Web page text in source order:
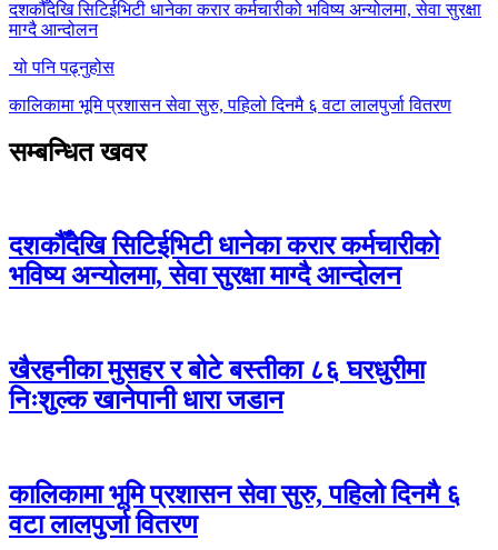
दशकौँदेखि सिटिईभिटी धानेका करार कर्मचारीको भविष्य अन्योलमा, सेवा सुरक्षा
माग्दै आन्दोलन
यो पनि पढ्नुहोस
कालिकामा भूमि प्रशासन सेवा सुरु, पहिलो दिनमै ६ वटा लालपुर्जा वितरण
सम्बन्धित खवर
दशकौँदेखि सिटिईभिटी धानेका करार कर्मचारीको
भविष्य अन्योलमा, सेवा सुरक्षा माग्दै आन्दोलन
खैरहनीका मुसहर र बोटे बस्तीका ८६ घरधुरीमा
निःशुल्क खानेपानी धारा जडान
कालिकामा भूमि प्रशासन सेवा सुरु, पहिलो दिनमै ६
वटा लालपुर्जा वितरण